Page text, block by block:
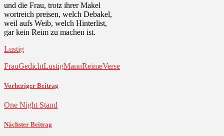
und die Frau, trotz ihrer Makel
wortreich preisen, welch Debakel,
weil aufs Weib, welch Hinterlist,
gar kein Reim zu machen ist.
Lustig
FrauGedichtLustigMannReimeVerse
Vorheriger Beitrag
One Night Stand
Nächster Beitrag